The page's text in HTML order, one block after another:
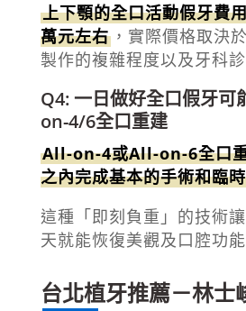
上下顎的全口活動假牙費
萬元左右，實際價格取決
製作的複雜程度以及牙科
Q4: 一日做好全口假牙可
on-4/6全口重建
All-on-4或All-on-6全口
之內完成基本的手術和臨
這種「即刻負重」的技術
天就能恢復美觀及口腔功能
台北植牙推薦－林士